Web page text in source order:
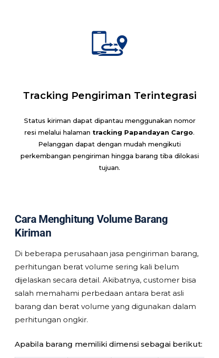
Tracking Pengiriman Terintegrasi
Status kiriman dapat dipantau menggunakan nomor
resi melalui halaman tracking Papandayan Cargo.
Pelanggan dapat dengan mudah mengikuti
perkembangan pengiriman hingga barang tiba dilokasi
tujuan.
Cara Menghitung Volume Barang
Kiriman
Di beberapa perusahaan jasa pengiriman barang,
perhitungan berat volume sering kali belum
dijelaskan secara detail. Akibatnya, customer bisa
salah memahami perbedaan antara berat asli
barang dan berat volume yang digunakan dalam
perhitungan ongkir.
Apabila barang memiliki dimensi sebagai berikut: